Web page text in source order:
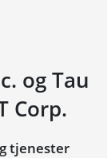
og Tau
Corp.
tjenester